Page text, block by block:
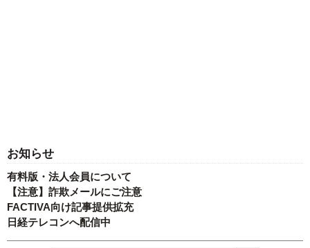
お知らせ
有料版・法人会員について
【注意】詐欺メールにご注意
FACTIVA向け記事提供拡充
日経テレコンへ配信中